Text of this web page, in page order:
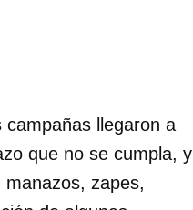
llegaron a
que no se cumpla, y
zapes,